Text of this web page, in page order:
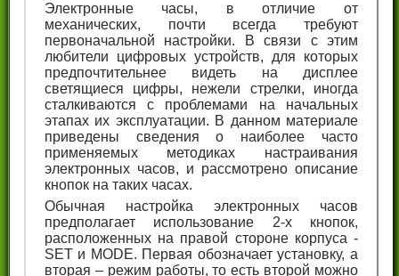
Электронные часы, в отличие от
механических, почти всегда требуют
первоначальной настройки. В связи с этим
любители цифровых устройств, для которых
предпочтительнее видеть на дисплее
светящиеся цифры, нежели стрелки, иногда
сталкиваются с проблемами на начальных
этапах их эксплуатации. В данном материале
приведены сведения о наиболее часто
применяемых методиках настраивания
электронных часов, и рассмотрено описание
кнопок на таких часах.
Обычная настройка электронных часов
предполагает использование 2-х кнопок,
расположенных на правой стороне корпуса -
SET и MODE. Первая обозначает установку, а
вторая – режим работы, то есть второй можно